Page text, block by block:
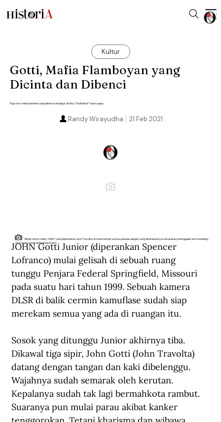
Kultur
Gotti, Mafia Flamboyan yang
Dicinta dan Dibenci
Figur bos mafia perlente yang dibenci sekaligus dicinta. “Godfather” kaum papa.
21 Feb 2021
Randy Wirayudha
Biopik tokoh mafia, "Gotti" yang diperankan John Travolta, di mana hampir semua pakaian elegan yang dikenakannya merupakan peninggalan asli mendiang
John Gotti (Vertical Entertainment)
JOHN Gotti Junior (diperankan Spencer
Lofranco) mulai gelisah di sebuah ruang
tunggu Penjara Federal Springfield, Missouri
pada suatu hari tahun 1999. Sebuah kamera
DLSR di balik cermin kamuflase sudah siap
merekam semua yang ada di ruangan itu.
Sosok yang ditunggu Junior akhirnya tiba.
Dikawal tiga sipir, John Gotti (John Travolta)
datang dengan tangan dan kaki dibelenggu.
Wajahnya sudah semarak oleh kerutan.
Kepalanya sudah tak lagi bermahkota rambut.
Suaranya pun mulai parau akibat kanker